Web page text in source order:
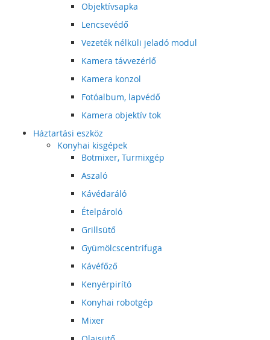
Objektívsapka
Lencsevédő
Vezeték nélküli jeladó modul
Kamera távvezérlő
Kamera konzol
Fotóalbum, lapvédő
Kamera objektív tok
Háztartási eszköz
Konyhai kisgépek
Botmixer, Turmixgép
Aszaló
Kávédaráló
Ételpároló
Grillsütő
Gyümölcscentrifuga
Kávéfőző
Kenyérpirító
Konyhai robotgép
Mixer